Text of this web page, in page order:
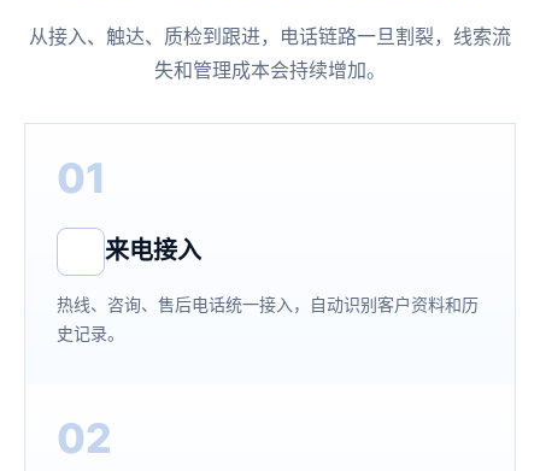
从接入、触达、质检到跟进，电话链路一旦割裂，线索流
失和管理成本会持续增加。
01
来电接入
热线、咨询、售后电话统一接入，自动识别客户资料和历
史记录。
02